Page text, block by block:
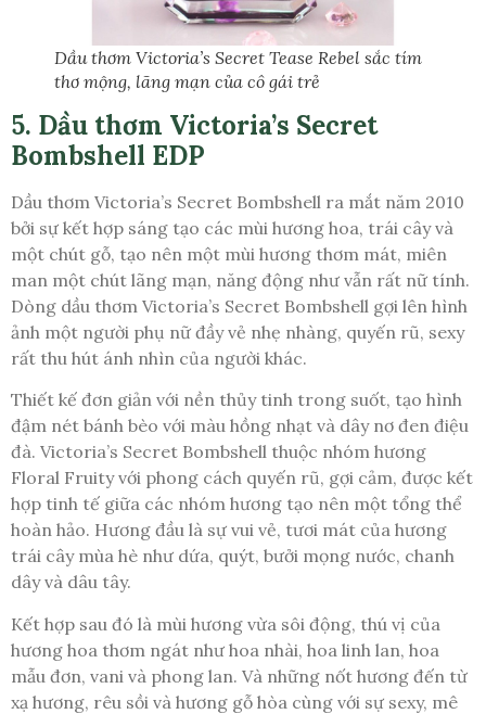
Dầu thơm Victoria’s Secret Tease Rebel sắc tím
thơ mộng, lãng mạn của cô gái trẻ
5. Dầu thơm Victoria’s Secret
Bombshell EDP
Dầu thơm Victoria’s Secret Bombshell ra mắt năm 2010
bởi sự kết hợp sáng tạo các mùi hương hoa, trái cây và
một chút gỗ, tạo nên một mùi hương thơm mát, miên
man một chút lãng mạn, năng động như vẫn rất nữ tính.
Dòng dầu thơm Victoria’s Secret Bombshell gợi lên hình
ảnh một người phụ nữ đầy vẻ nhẹ nhàng, quyến rũ, sexy
rất thu hút ánh nhìn của người khác.
Thiết kế đơn giản với nền thủy tinh trong suốt, tạo hình
đậm nét bánh bèo với màu hồng nhạt và dây nơ đen điệu
đà. Victoria’s Secret Bombshell thuộc nhóm hương
Floral Fruity với phong cách quyến rũ, gợi cảm, được kết
hợp tinh tế giữa các nhóm hương tạo nên một tổng thể
hoàn hảo. Hương đầu là sự vui vẻ, tươi mát của hương
trái cây mùa hè như dứa, quýt, bưởi mọng nước, chanh
dây và dâu tây.
Kết hợp sau đó là mùi hương vừa sôi động, thú vị của
hương hoa thơm ngát như hoa nhài, hoa linh lan, hoa
mẫu đơn, vani và phong lan. Và những nốt hương đến từ
xạ hương, rêu sồi và hương gỗ hòa cùng với sự sexy, mê